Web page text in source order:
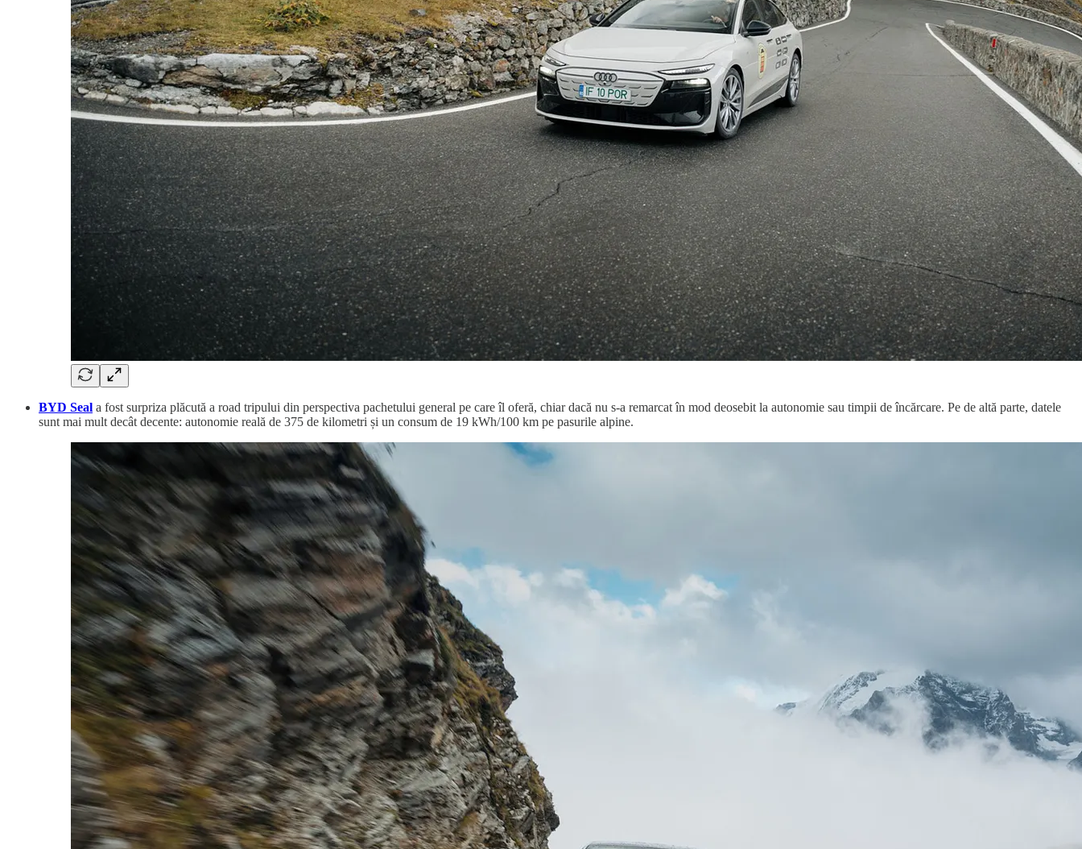
BYD Seal a fost surpriza plăcută a road tripului din perspectiva pachetului general pe care îl oferă, chiar dacă nu s-a remarcat în mod deosebit la autonomie sau timpii de încărcare. Pe de altă parte, datele
sunt mai mult decât decente: autonomie reală de 375 de kilometri și un consum de 19 kWh/100 km pe pasurile alpine.